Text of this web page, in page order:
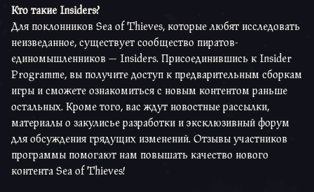
Кто такие Insiders?
Для поклонников Sea of Thieves, которые любят исследовать
неизведанное, существует сообщество пиратов-
единомышленников — Insiders. Присоединившись к Insider
Programme, вы получите доступ к предварительным сборкам
игры и сможете ознакомиться с новым контентом раньше
остальных. Кроме того, вас ждут новостные рассылки,
материалы о закулисье разработки и эксклюзивный форум
для обсуждения грядущих изменений. Отзывы участников
программы помогают нам повышать качество нового
контента Sea of Thieves!